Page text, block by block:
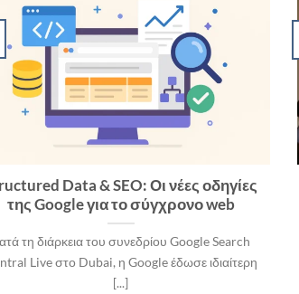
Data & SEO: Οι νέες οδηγίες
της Google για το σύγχρονο web
τη διάρκεια του συνεδρίου Google Search
Live στο Dubai, η Google έδωσε ιδιαίτερη
[...]